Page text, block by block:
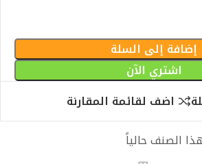
إضافة إلى السلة
اشتري الآن
اضف لقائمة المقارنة
الصنف حالياً